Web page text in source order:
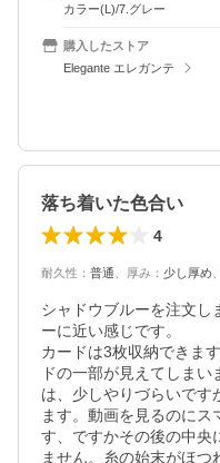
カラー(L)/7.グレー
購入したストア
Elegante エレガンテ
落ち着いた色合い
4
耐久性 ： 普通 厚み ： 少し厚め
シャドウブルーを注文し
ーに近い感じです。
カードは3枚収納できま
ドの一部が見えてしま
は、少しやりづらいです
ます。動画を見るのに
す、ですかその後の中央
ません。糸の始末がほつ